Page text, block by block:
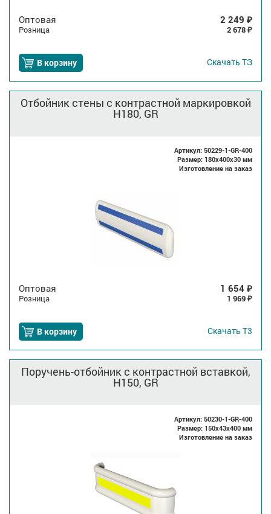
Оптовая 2 249 ₽
Розница 2 678 ₽
В корзину Скачать ТЗ
Отбойник стены с контрастной маркировкой
H180, GR
Артикул: 50229-1-GR-400
Размер: 180x400x30 мм
Изготовление на заказ
Оптовая 1 654 ₽
Розница 1 969 ₽
В корзину Скачать Т3
Поручень-отбойник с контрастной вставкой,
H150, GR
Артикул: 50230-1-GR-400
Размер: 150x43x400 мм
Изготовление на заказ